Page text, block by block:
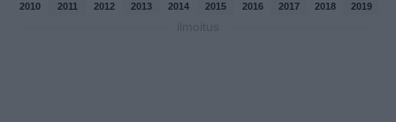
2010 2011 2012 2013 2014 2015 2016 2017 2018 2019